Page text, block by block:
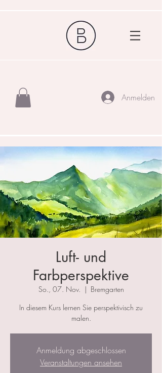
Anmelden
Luft- und
Farbperspektive
So., 07. Nov.
  |
Bremgarten
In diesem Kurs lernen Sie perspektivisch zu
malen.
Anmeldung abgeschlossen
Veranstaltungen ansehen